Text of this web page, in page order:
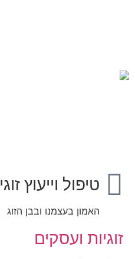
טיפול וייעוץ זוגי
האמון בעצמנו ובבן הזוג
זוגיות ועסקים